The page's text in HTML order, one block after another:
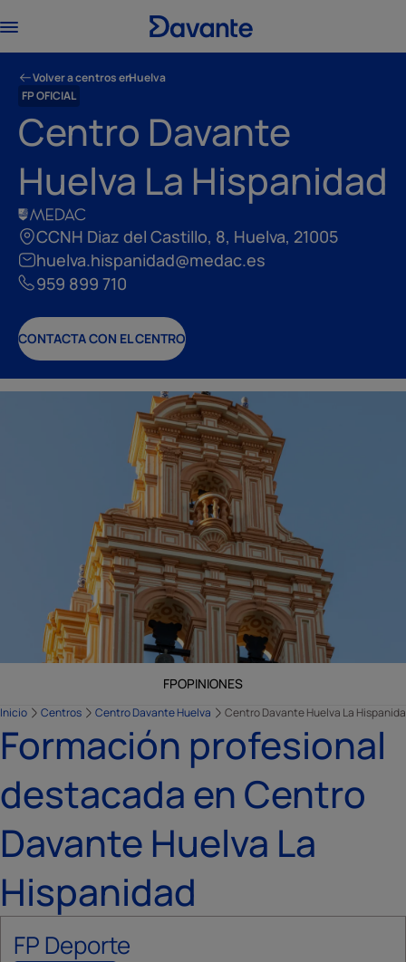
Volver a centros enHuelva
FP OFICIAL
Centro Davante
Huelva La Hispanidad
CCNH Diaz del Castillo, 8, Huelva, 21005
huelva.hispanidad@medac.es
959 899 710
CONTACTA CON EL CENTRO
FPOPINIONES
Inicio Centros Centro Davante Huelva Centro Davante Huelva La
Formación profesional
destacada en Centro
Davante Huelva La
Hispanidad
FP Deporte